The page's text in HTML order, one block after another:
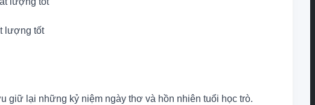
lượng tốt
giữ lại những kỷ niệm ngày thơ và hồn nhiên tuổi học trò.